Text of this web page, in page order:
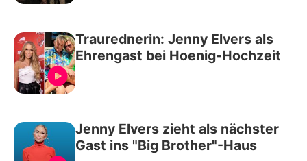
Traurednerin: Jenny Elvers als
Ehrengast bei Hoenig-Hochzeit
Jenny Elvers zieht als nächster
Gast ins "Big Brother"-Haus